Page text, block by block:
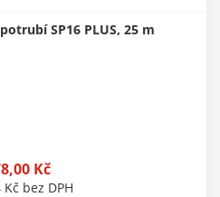
SP16 PLUS, 25 m
Kč
Kč bez DPH